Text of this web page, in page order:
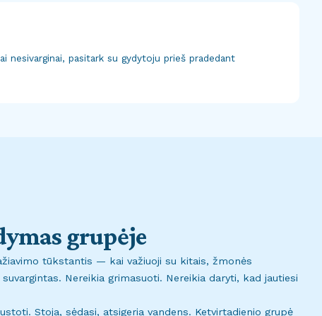
nesivarginai, pasitark su gydytoju prieš pradedant
grupėje
tūkstantis — kai važiuoji su kitais, žmonės
Nereikia grimasuoti. Nereikia daryti, kad jautiesi
Stoja, sėdasi, atsigeria vandens. Ketvirtadienio grupė